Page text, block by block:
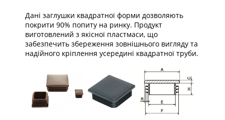
Дані заглушки квадратної форми дозволяють
покрити 90% попиту на ринку. Продукт
виготовлений з якісної пластмаси, що
забезпечить збереження зовнішнього вигляду та
надійного кріплення усередині квадратної труби.